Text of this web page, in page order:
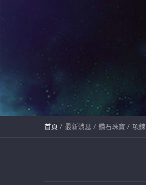
首頁 最新消息 鑽石珠寶 項鍊